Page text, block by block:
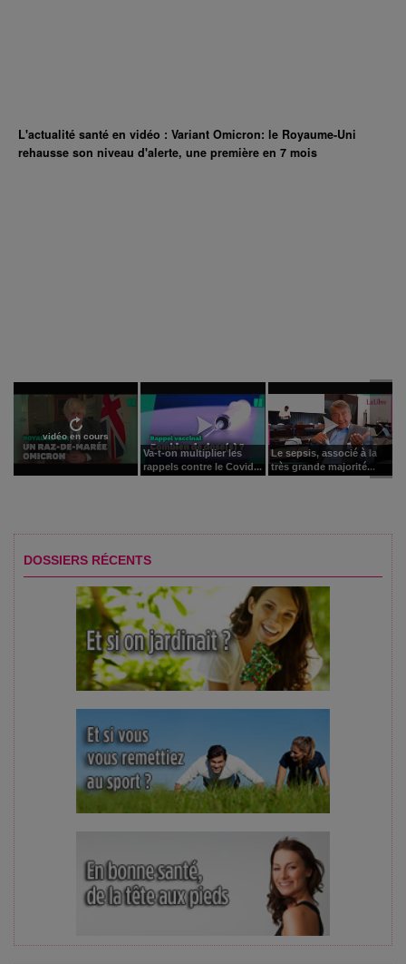
L'actualité santé en vidéo : Variant Omicron: le Royaume-Uni
rehausse son niveau d'alerte, une première en 7 mois
vidéo en cours
Va-t-on multiplier les
rappels contre le Covid...
Le sepsis, associé à la
très grande majorité...
DOSSIERS RÉCENTS